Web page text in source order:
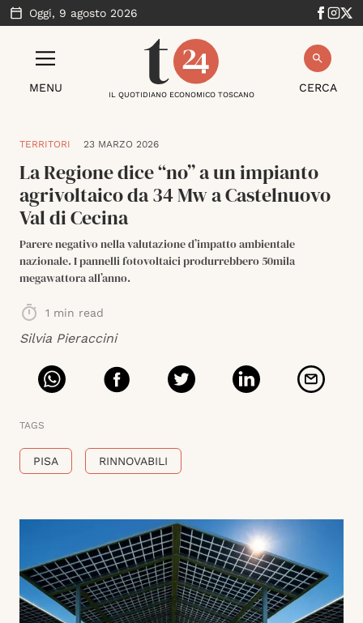
Oggi, 9 agosto 2026
MENU CERCA
IL QUOTIDIANO ECONOMICO TOSCANO
TERRITORI 23 MARZO 2026
La Regione dice “no” a un impianto
agrivoltaico da 34 Mw a Castelnuovo
Val di Cecina
Parere negativo nella valutazione d’impatto ambientale
nazionale. I pannelli fotovoltaici produrrebbero 50mila
megawattora all’anno.
1 min read
Silvia Pieraccini
TAGS
PISA RINNOVABILI